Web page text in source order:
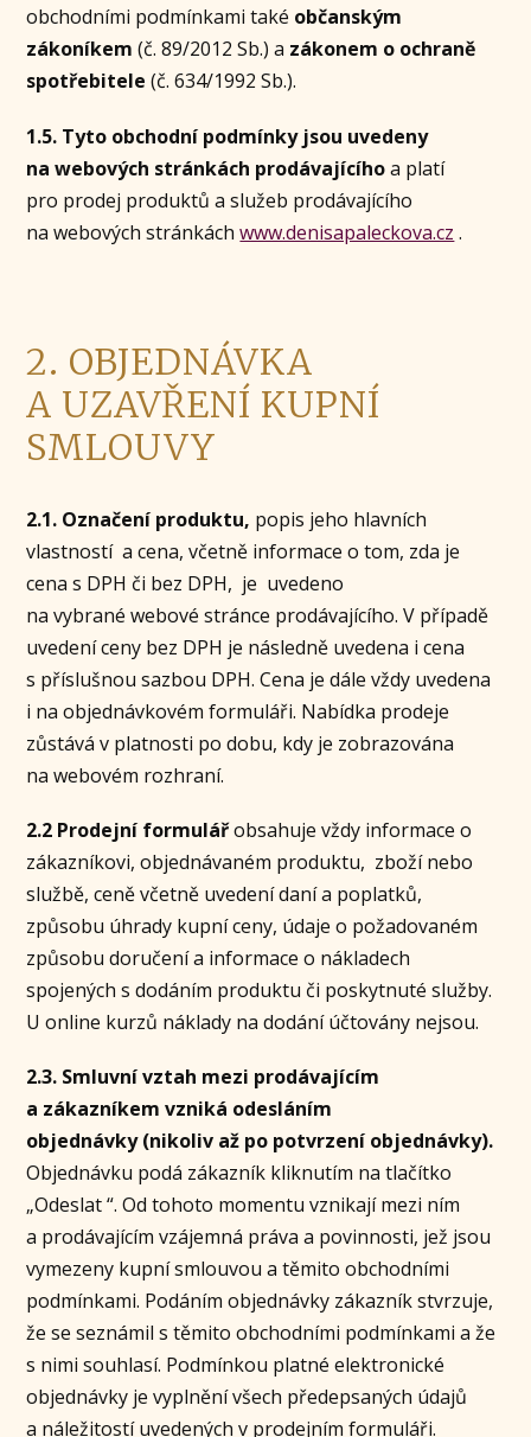
obchodními podmínkami také občanským
zákoníkem (č. 89/2012 Sb.) a zákonem o ochraně
spotřebitele (č. 634/1992 Sb.).
1.5. Tyto obchodní podmínky jsou uvedeny
na webových stránkách prodávajícíhoa platí
pro prodej produktů a služeb prodávajícího
na webových stránkáchwww.denisapaleckova.cz .
2. OBJEDNÁVKA
A UZAVŘENÍ KUPNÍ
SMLOUVY
2.1. Označení produktu, popis jeho hlavních
vlastností a cena, včetně informace o tom, zda je
cena s DPH či bez DPH, je uvedeno
na vybrané webové stránce prodávajícího. V případě
uvedení ceny bez DPH je následně uvedena i cena
s příslušnou sazbou DPH. Cena je dále vždy uvedena
i na objednávkovém formuláři. Nabídka prodeje
zůstává v platnosti po dobu, kdy je zobrazována
na webovém rozhraní.
2.2 Prodejní formulářobsahuje vždy informace o
zákazníkovi, objednávaném produktu, zboží nebo
službě, ceně včetně uvedení daní a poplatků,
způsobu úhrady kupní ceny, údaje o požadovaném
způsobu doručení a informace o nákladech
spojených s dodáním produktu či poskytnuté služby.
U online kurzů náklady na dodání účtovány nejsou.
2.3. Smluvní vztah mezi prodávajícím
a zákazníkem vzniká odesláním
objednávky (nikoliv až po potvrzení objednávky).
Objednávku podá zákazník kliknutím na tlačítko
„Odeslat “. Od tohoto momentu vznikají mezi ním
a prodávajícím vzájemná práva a povinnosti, jež jsou
vymezeny kupní smlouvou a těmito obchodními
podmínkami. Podáním objednávky zákazník stvrzuje,
že se seznámil s těmito obchodními podmínkami a že
s nimi souhlasí. Podmínkou platné elektronické
objednávky je vyplnění všech předepsaných údajů
a náležitostí uvedených v prodejním formuláři.